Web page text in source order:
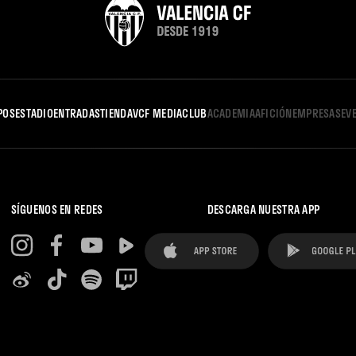
ESTADIOENTRADASTIENDAVCF MEDIACLUBACADEMIAAFICIÓNEMPRESAS
SÍGUENOS EN REDES DESCARGA NUESTRA APP